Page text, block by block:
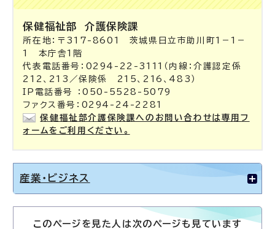
保健福祉部介護保険課
所在地：〒317-8601 茨城県日立市助川町1－1－
1 本庁舎1階
代表電話番号：0294-22-3111（内線：介護認定係
212、213／保険係 215、216、483）
IP電話番号 ：050-5528-5079
ファクス番号：0294-24-2281
保健福祉部介護保険課へのお問い合わせは専用フ
ォームをご利用ください。
産業・ビジネス
このページを見た人は次のページも見ています